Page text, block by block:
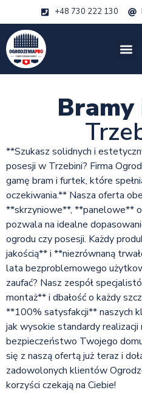
+48 730 222 130
Bramy
**Szukasz solidnych i
posesji w Trzebini? Firma
gamę bram i furtek, które
oczekiwania.** Nasza oferta
**skrzyniowe**, **panelowe**
pozwala na idealne
ogrodu czy posesji. Każdy
jakością** i **niezrównaną
lata bezproblemowego
zaufać? Nasz zespół
montaż** i dbałość o każdy
**100% satysfakcji** naszych
jak wysokie standardy
bezpieczeństwo Twojego
się z naszą ofertą już teraz i
zadowolonych klientów
korzyści czekają na Ciebie!